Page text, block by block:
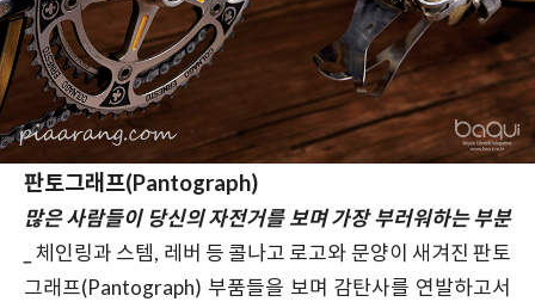
판토그래프(Pantograph)
많은 사람들이 당신의 자전거를 보며 가장 부러워하는 부분
체인링과 스템, 레버 등 콜나고 로고와 문양이 새겨진 판토
그래프(Pantograph) 부품들을 보며 감탄사를 연발하고서